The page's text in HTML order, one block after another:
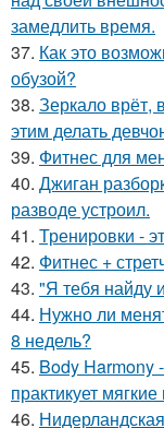
замедлить время.
37. Как это
обузой?
38. Зеркало врёт,
этим делать
39. Фитнес для
40. Джиган
разводе устроил.
41. Тренировки -
42. Фитнес +
43. "Я тебя найду
44. Нужно ли
8 недель?
45. Body Harmony
практикует мягкие
46.